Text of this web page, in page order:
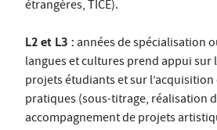
étrangères, TICE).
L2 et L3 : années de spécialisation
langues et cultures prend appui sur
projets étudiants et sur
pratiques (sous-titrage, réalisation
accompagnement de projets